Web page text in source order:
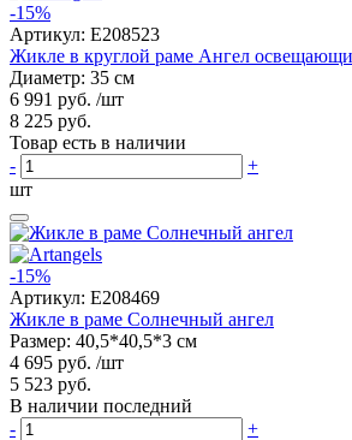
-15%
Артикул: E208523
Жикле в круглой раме Ангел
Диаметр: 35 см
6 991 руб. /шт
8 225 руб.
Товар есть в наличии
-
+
шт
-15%
Артикул: E208469
Жикле в раме Солнечный ангел
Размер: 40,5*40,5*3 см
4 695 руб. /шт
5 523 руб.
В наличии последний
-
+